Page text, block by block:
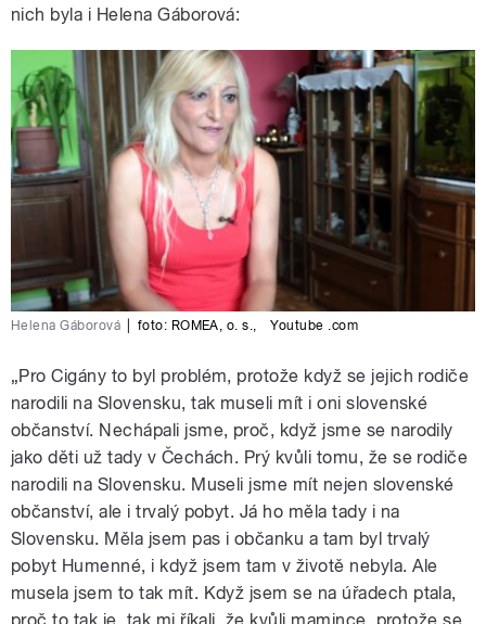
nich byla i Helena Gáborová:
Helena Gáborová foto: ROMEA, o. s.,Youtube .com
„Pro Cigány to byl problém, protože když se jejich rodiče
narodili na Slovensku, tak museli mít i oni slovenské
občanství. Nechápali jsme, proč, když jsme se narodily
jako děti už tady v Čechách. Prý kvůli tomu, že se rodiče
narodili na Slovensku. Museli jsme mít nejen slovenské
občanství, ale i trvalý pobyt. Já ho měla tady i na
Slovensku. Měla jsem pas i občanku a tam byl trvalý
pobyt Humenné, i když jsem tam v životě nebyla. Ale
musela jsem to tak mít. Když jsem se na úřadech ptala,